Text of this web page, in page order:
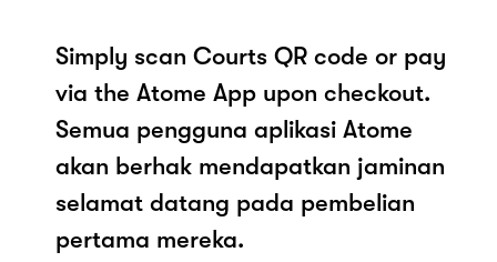
Simply scan Courts QR code or pay
via the Atome App upon checkout.
Semua pengguna aplikasi Atome
akan berhak mendapatkan jaminan
selamat datang pada pembelian
pertama mereka.